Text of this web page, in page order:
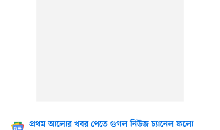
প্রথম আলোর খবর পেতে গুগল নিউজ চ্যানেল ফলো